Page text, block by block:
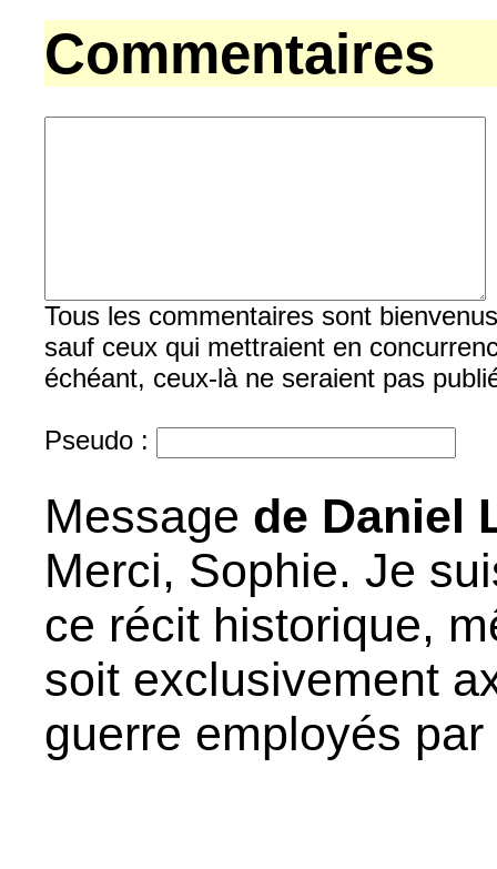
Commentaires
Tous les commentaires sont
sauf ceux qui mettraient en
échéant, ceux-là ne seraient pas
Pseudo :
Message de Daniel
Merci, Sophie. Je
ce récit historique,
soit exclusivement
guerre employés